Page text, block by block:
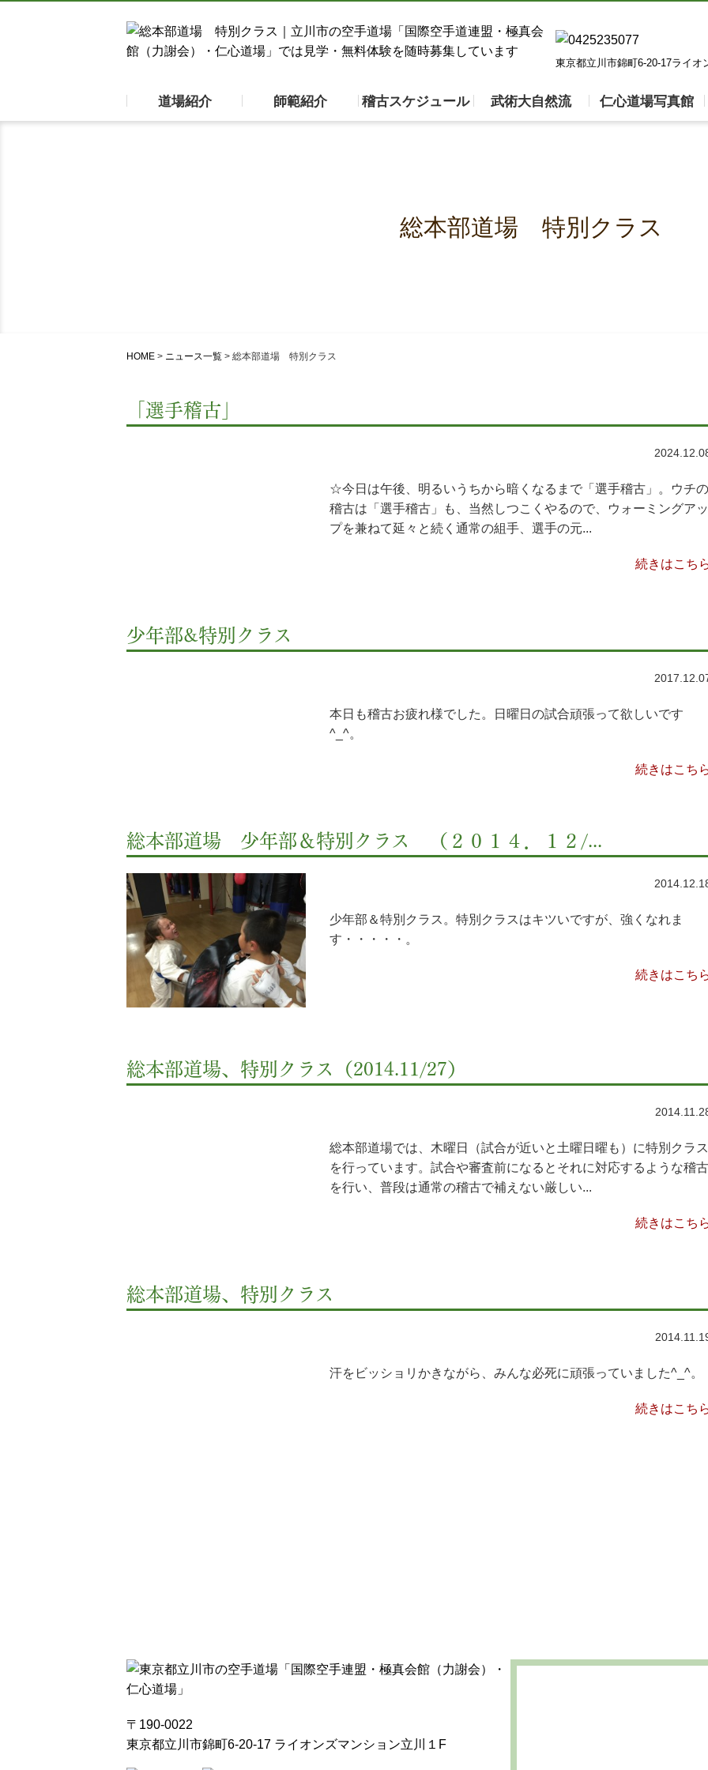
東京都立川市錦町6-20-17ライオ
道場紹介 師範紹介 稽古スケジュール 武術大自然流 仁心道場写真館
総本部道場 特別クラス
HOME > ニュース一覧 > 総本部道場 特別クラス
「選手稽古」
☆今日は午後、明るいうちから暗くなるまで「選手稽古」。ウチの
稽古は「選手稽古」も、当然しつこくやるので、ウォーミングアッ
プを兼ねて延々と続く通常の組手、選手の元...
続きはこち
少年部&特別クラス
本日も稽古お疲れ様でした。日曜日の試合頑張って欲しいです
^_^。
続きはこち
総本部道場 少年部＆特別クラス （２０１４．１２/...
少年部＆特別クラス。特別クラスはキツいですが、強くなれま
す・・・・・。
続きはこち
総本部道場、特別クラス（2014.11/27）
総本部道場では、木曜日（試合が近いと土曜日曜も）に特別クラス
を行っています。試合や審査前になるとそれに対応するような稽古
を行い、普段は通常の稽古で補えない厳しい...
続きはこち
総本部道場、特別クラス
汗をビッショリかきながら、みんな必死に頑張っていました^_^。
続きはこち
〒190-0022
東京都立川市錦町6-20-17 ライオンズマンション立川１F